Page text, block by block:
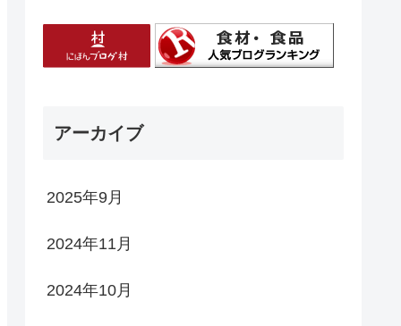
アーカイブ
2025年9月
2024年11月
2024年10月